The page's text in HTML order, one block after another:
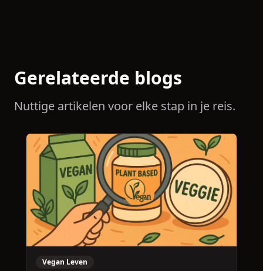
Gerelateerde blogs
Nuttige artikelen voor elke stap in je reis.
Vegan Leven